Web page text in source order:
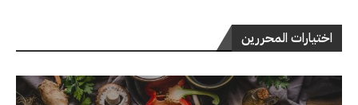
اختيارات المحررين